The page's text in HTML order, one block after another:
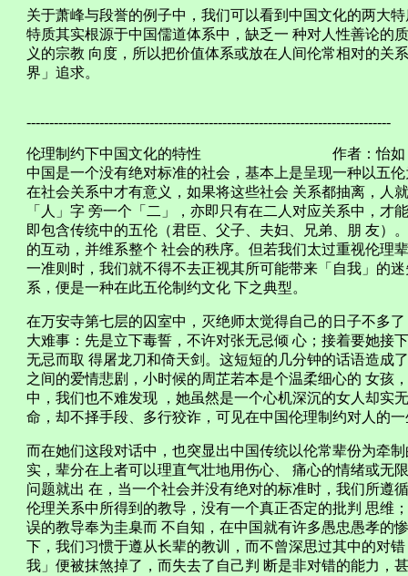
关于萧峰与段誉的例子中，我们可以看到中国文化的两大
特质其实根源于中国儒道体系中，缺乏一 种对人性善论的
义的宗教 向度，所以把价值体系或放在人间伦常相对的关
界」追求。
--------------------------------------------------------------------------------
伦理制约下中国文化的特性 作者：怡如
中国是一个没有绝对标准的社会，基本上是呈现一种以五
在社会关系中才有意义，如果将这些社会 关系都抽离，人
「人」字 旁一个「二」，亦即只有在二人对应关系中，才
即包含传统中的五伦（君臣、父子、夫妇、兄弟、朋 友）
的互动，并维系整个 社会的秩序。但若我们太过重视伦理
一准则时，我们就不得不去正视其所可能带来「自我」的
系，便是一种在此五伦制约文化 下之典型。
在万安寺第七层的囚室中，灭绝师太觉得自己的日子不多
大难事：先是立下毒誓，不许对张无忌倾 心；接着要她接
无忌而取 得屠龙刀和倚天剑。这短短的几分钟的话语造成
之间的爱情悲剧，小时候的周芷若本是个温柔细心的 女孩
中，我们也不难发现 ，她虽然是一个心机深沉的女人却实
命，却不择手段、多行狡诈，可见在中国伦理制约对人的
而在她们这段对话中，也突显出中国传统以伦常辈份为牵
实，辈分在上者可以理直气壮地用伤心、 痛心的情绪或无
问题就出 在，当一个社会并没有绝对的标准时，我们所遵
伦理关系中所得到的教导，没有一个真正否定的批判 思维
误的教导奉为圭臬而 不自知，在中国就有许多愚忠愚孝的
下，我们习惯于遵从长辈的教训，而不曾深思过其中的对
我」便被抹煞掉了，而失去了自己判 断是非对错的能力，